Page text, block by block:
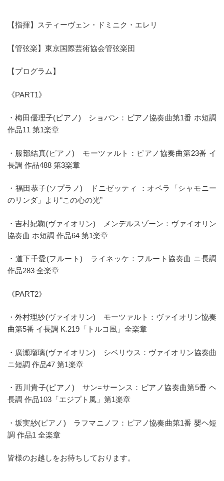
【指揮】スティーヴェン・ドミニク・エレリ
【管弦楽】東京国際芸術協会管弦楽団
【プログラム】
《PART1》
・梅田優理子(ピアノ) ショパン：ピアノ協奏曲第1番 ホ短調
作品11 第1楽章
・服部結真(ピアノ) モーツァルト：ピアノ協奏曲第23番 イ
長調 作品488 第3楽章
・福田恭子(ソプラノ) ドニゼッティ ：オペラ「シャモニー
のリンダ」より“この心の光”
・吉村妃鞠(ヴァイオリン) メンデルスゾーン：ヴァイオリン
協奏曲 ホ短調 作品64 第1楽章
・道下千愛(フルート) ライネッケ：フルート協奏曲 ニ長調
作品283 全楽章
《PART2》
・外村理紗(ヴァイオリン) モーツァルト：ヴァイオリン協奏
曲第5番 イ長調 K.219「トルコ風」全楽章
・廣瀬瑠璃(ヴァイオリン) シベリウス：ヴァイオリン協奏曲
ニ短調 作品47 第1楽章
・西川貴子(ピアノ) サン=サーンス：ピアノ協奏曲第5番 ヘ
長調 作品103「エジプト風」第1楽章
・坂実紗(ピアノ) ラフマニノフ：ピアノ協奏曲第1番 嬰ヘ短
調 作品1 全楽章
皆様のお越しをお待ちしております。